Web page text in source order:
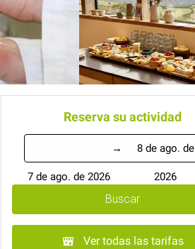
Reserva su actividad
7 de ago. de 2026
8 de ago. de
2026
Buscar
Ver todas las tarifas